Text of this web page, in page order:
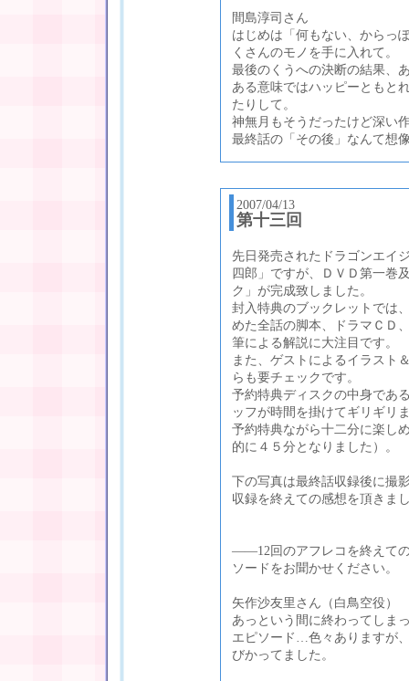
間島淳司さん
はじめは「何もない、からっ
くさんのモノを手に入れて。
最後のくうへの決断の結果、
ある意味ではハッピーともと
たりして。
神無月もそうだったけど深い
最終話の「その後」なんて想
2007/04/13
第十三回
先日発売されたドラゴンエイ
四郎」ですが、ＤＶＤ第一巻
ク」が完成致しました。
封入特典のブックレットでは
めた全話の脚本、ドラマＣＤ
筆による解説に大注目です。
また、ゲストによるイラスト
らも要チェックです。
予約特典ディスクの中身であ
ッフが時間を掛けてギリギリ
予約特典ながら十二分に楽し
的に４５分となりました）。
下の写真は最終話収録後に撮
収録を終えての感想を頂きま
――12回のアフレコを終えて
ソードをお聞かせください。
矢作沙友里さん（白鳥空役）
あっという間に終わってしま
エピソード…色々ありますが
びかってました。